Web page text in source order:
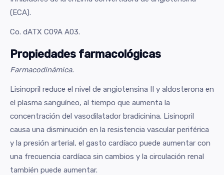
(ECA).
Co. dATX C09A A03.
Propiedades farmacológicas
Farmacodinámica.
Lisinopril reduce el nivel de angiotensina II y aldosterona en
el plasma sanguíneo, al tiempo que aumenta la
concentración del vasodilatador bradicinina. Lisinopril
causa una disminución en la resistencia vascular periférica
y la presión arterial, el gasto cardíaco puede aumentar con
una frecuencia cardíaca sin cambios y la circulación renal
también puede aumentar.